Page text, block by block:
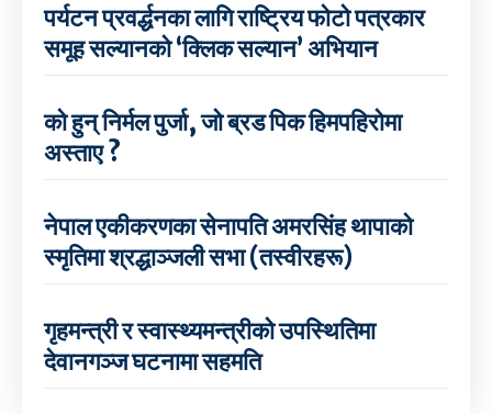
पर्यटन प्रवर्द्धनका लागि राष्ट्रिय फोटो पत्रकार
समूह सल्यानको ‘क्लिक सल्यान’ अभियान
को हुन् निर्मल पुर्जा, जो ब्रड पिक हिमपहिरोमा
अस्ताए ?
नेपाल एकीकरणका सेनापति अमरसिंह थापाको
स्मृतिमा श्रद्धाञ्जली सभा (तस्वीरहरू)
गृहमन्त्री र स्वास्थ्यमन्त्रीको उपस्थितिमा
देवानगञ्ज घटनामा सहमति